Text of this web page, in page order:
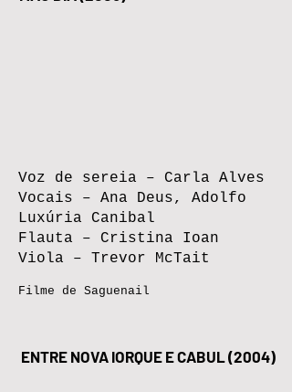
Voz de sereia – Carla Alves
Vocais – Ana Deus, Adolfo
Luxúria Canibal
Flauta – Cristina Ioan
Viola – Trevor McTait
Filme de Saguenail
ENTRE NOVA IORQUE E CABUL (2004)